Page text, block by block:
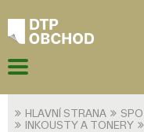
HLAVNÍ STRANA
INKOUSTY A TONERY